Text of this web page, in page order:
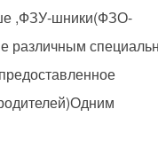
,ФЗУ-шники(ФЗО-
различным